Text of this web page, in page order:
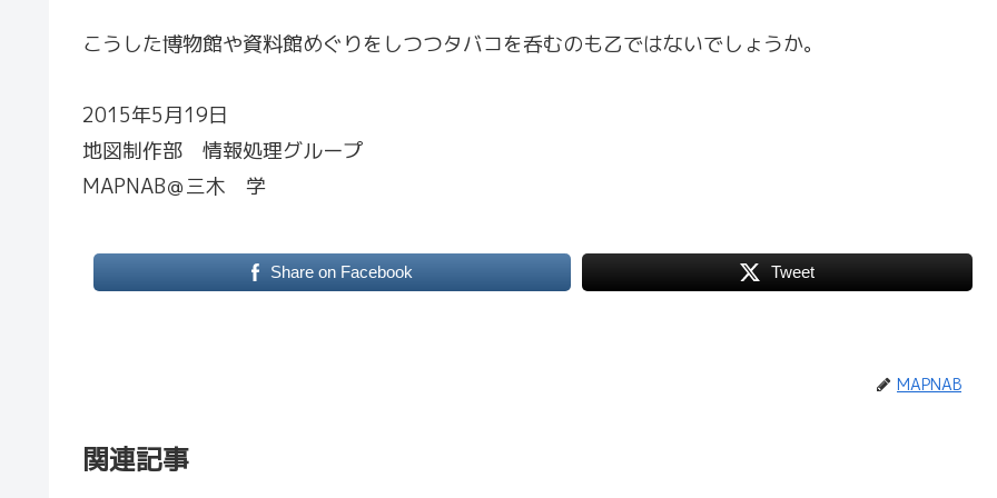
こうした博物館や資料館めぐりをしつつタバコを呑むのも乙ではないでしょうか。
2015年5月19日
地図制作部 情報処理グループ
MAPNAB＠三木 学
Share on Facebook Tweet
MAPNAB
関連記事